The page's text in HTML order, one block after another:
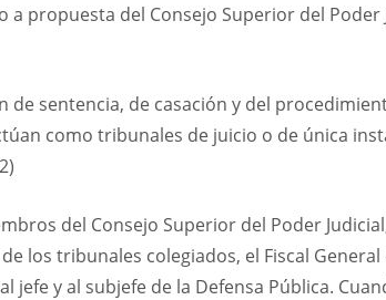
propuesta del Consejo Superior del
de sentencia, de casación y del
como tribunales de juicio o de única
del Consejo Superior del Poder
los tribunales colegiados, el Fiscal
jefe y al subjefe de la Defensa Pública.